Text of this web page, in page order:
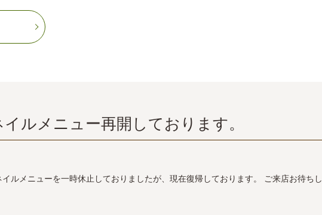
イルメニュー再開しております。
ルメニューを一時休止しておりましたが、現在復帰しております。 ご来店お待ちし